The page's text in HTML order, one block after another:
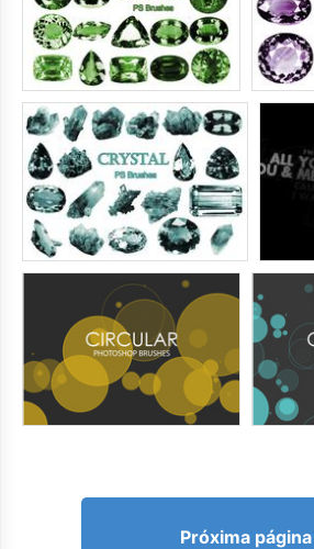
Próxima página